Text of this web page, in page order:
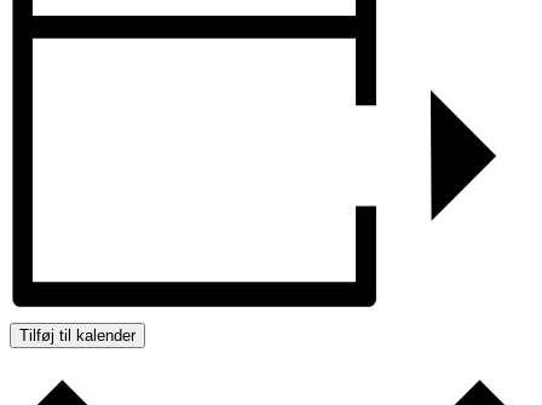
Tilføj til kalender